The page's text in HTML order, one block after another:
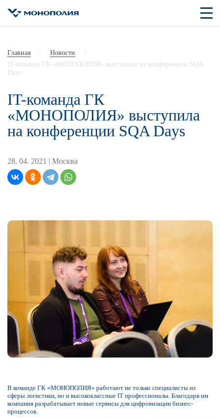
Главная / Новости
/
IT-команда ГК «МОНОПОЛИЯ» выступила на конференции SQA
Days
IT-команда ГК
«МОНОПОЛИЯ» выступила
на конференции SQA Days
28. 04. 2021 | Москва
В команде ГК «МОНОПОЛИЯ» работают не только специалисты из
сферы логистики, но и высококлассные IT профессионалы. Благодаря им
компания разрабатывает новые сервисы для цифровизации бизнес-
процессов.